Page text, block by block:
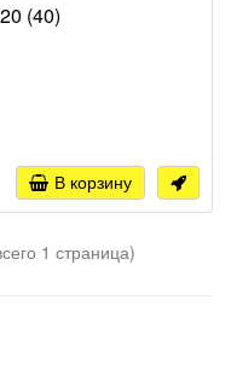
(40)
В корзину
1 страница)